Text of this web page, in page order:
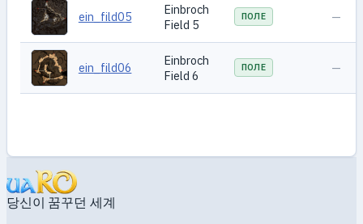
ein_fild05
Einbroch
Field 5
ПОЛЕ —
ein_fild06
Einbroch
Field 6
ПОЛЕ —
당신이 꿈꾸던 세계